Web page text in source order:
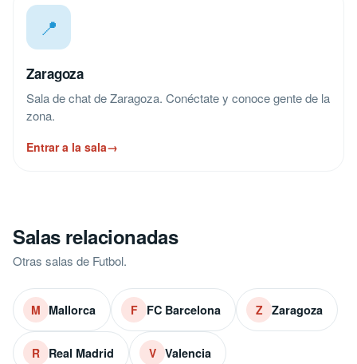
📍
Zaragoza
Sala de chat de Zaragoza. Conéctate y conoce gente de la
zona.
Entrar a la sala→
Salas relacionadas
Otras salas de Futbol.
M Mallorca F FC Barcelona Z Zaragoza
R Real Madrid V Valencia